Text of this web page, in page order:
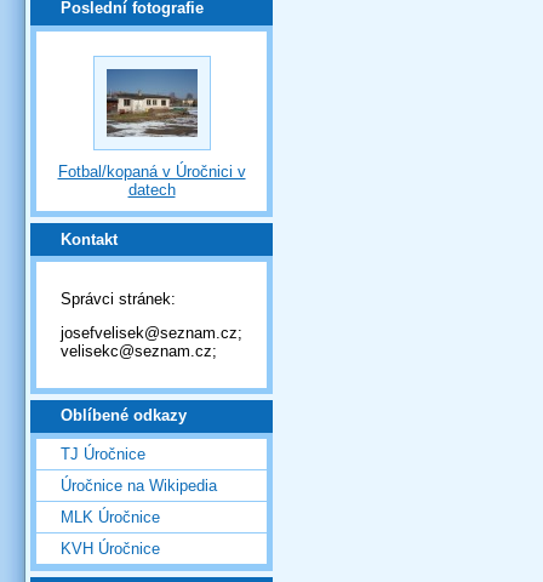
Poslední fotografie
Fotbal/kopaná v Úročnici v
datech
Kontakt
Správci stránek:
josefvelisek@seznam.cz;
velisekc@seznam.cz;
Oblíbené odkazy
TJ Úročnice
Úročnice na Wikipedia
MLK Úročnice
KVH Úročnice